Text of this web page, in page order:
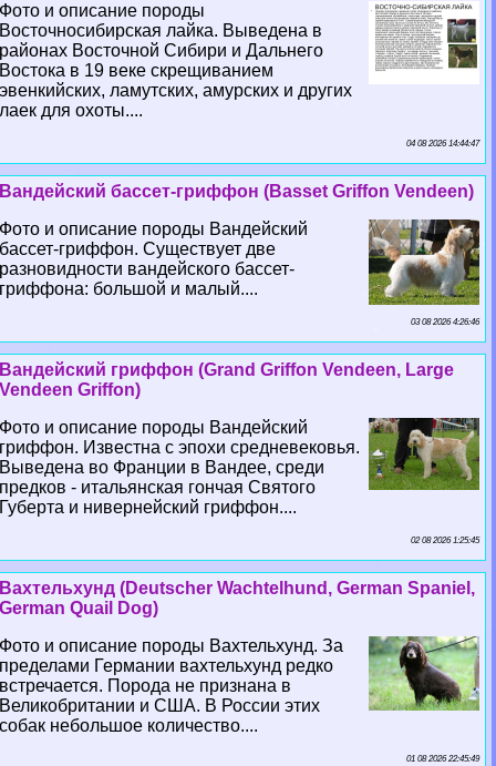
Фото и описание породы
Восточносибирская лайка. Выведена в
районах Восточной Сибири и Дальнего
Востока в 19 веке скрещиванием
эвенкийских, ламутских, амурских и других
лаек для охоты....
04 08 2026 14:44:47
Вандейский бассет-гриффон (Basset Griffon Vendeen)
Фото и описание породы Вандейский
бассет-гриффон. Существует две
разновидности вандейского бассет-
гриффона: большой и малый....
03 08 2026 4:26:46
Вандейский гриффон (Grand Griffon Vendeen, Large
Vendeen Griffon)
Фото и описание породы Вандейский
гриффон. Известна с эпохи средневековья.
Выведена во Франции в Вандее, среди
предков - итальянская гончая Святого
Губерта и нивернейский гриффон....
02 08 2026 1:25:45
Вахтельхунд (Deutscher Wachtelhund, German Spaniel,
German Quail Dog)
Фото и описание породы Вахтельхунд. За
пределами Германии вахтельхунд редко
встречается. Порода не признана в
Великобритании и США. В России этих
собак небольшое количество....
01 08 2026 22:45:49